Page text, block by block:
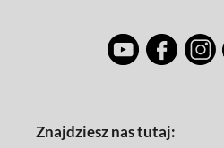
Znajdziesz nas tutaj: